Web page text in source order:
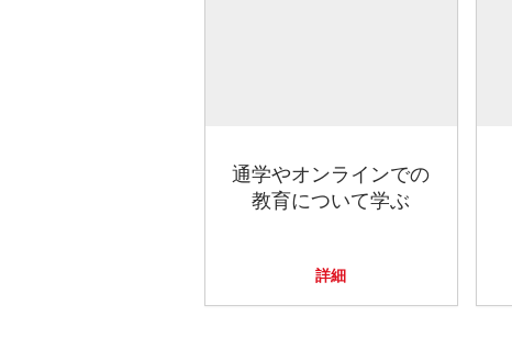
通学やオンラインでの
教育について学ぶ
詳細